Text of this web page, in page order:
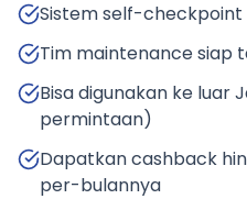
Sistem self-
Tim maintenance siap
Bisa digunakan ke luar
permintaan)
Dapatkan cashback
per-bulannya